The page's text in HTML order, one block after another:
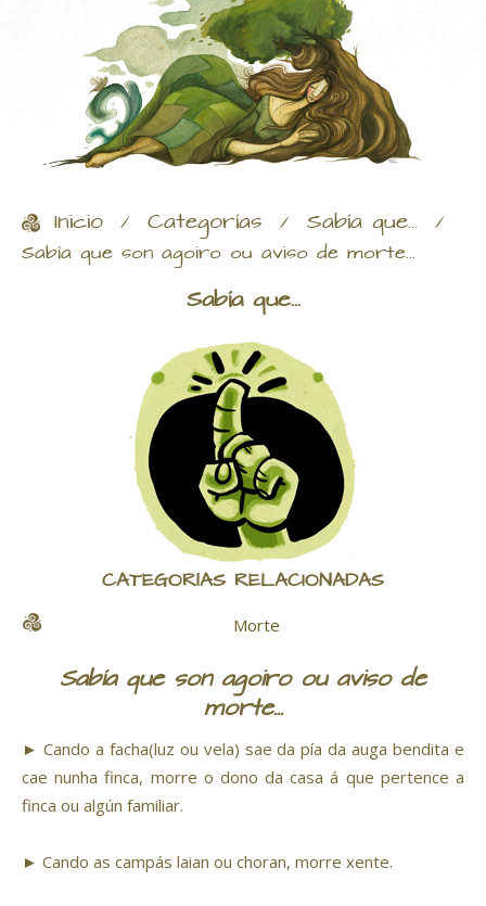
Inicio / Categorías / Sabía que... /
Sabía que son agoiro ou aviso de morte...
Sabía que...
CATEGORÍAS RELACIONADAS
Morte
Sabía que son agoiro ou aviso de
morte...
► Cando a facha(luz ou vela) sae da pía da auga bendita e
cae nunha finca, morre o dono da casa á que pertence a
finca ou algún familiar.
► Cando as campás laian ou choran, morre xente.